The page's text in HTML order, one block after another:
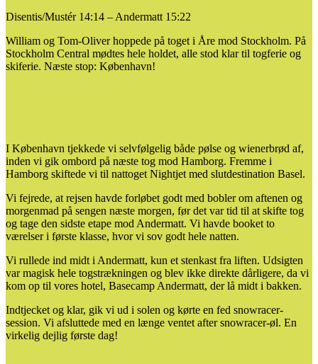
Disentis/Mustér 14:14 – Andermatt 15:22
William og Tom-Oliver hoppede på toget i Åre mod Stockholm. På
Stockholm Central mødtes hele holdet, alle stod klar til togferie og
skiferie. Næste stop: København!
I København tjekkede vi selvfølgelig både pølse og wienerbrød af,
inden vi gik ombord på næste tog mod Hamborg. Fremme i
Hamborg skiftede vi til nattoget Nightjet med slutdestination Basel.
Vi fejrede, at rejsen havde forløbet godt med bobler om aftenen og
morgenmad på sengen næste morgen, før det var tid til at skifte tog
og tage den sidste etape mod Andermatt. Vi havde booket to
værelser i første klasse, hvor vi sov godt hele natten.
Vi rullede ind midt i Andermatt, kun et stenkast fra liften. Udsigten
var magisk hele togstrækningen og blev ikke direkte dårligere, da vi
kom op til vores hotel, Basecamp Andermatt, der lå midt i bakken.
Indtjecket og klar, gik vi ud i solen og kørte en fed snowracer-
session. Vi afsluttede med en længe ventet after snowracer-øl. En
virkelig dejlig første dag!